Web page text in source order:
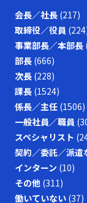
会長／社長 (217)
取締役／役員
事業部長／本部長
部長 (666)
次長 (228)
課長 (1524)
係長／主任 (1506)
一般社員／職員
スペシャリスト
契約／委託／派遣
インターン (10)
その他 (311)
働いていない (37)